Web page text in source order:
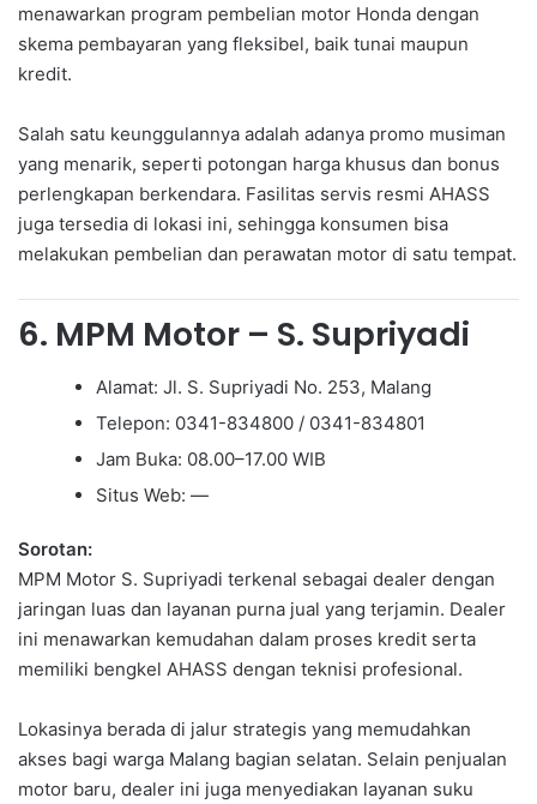
menawarkan program pembelian motor Honda dengan
skema pembayaran yang fleksibel, baik tunai maupun
kredit.
Salah satu keunggulannya adalah adanya promo musiman
yang menarik, seperti potongan harga khusus dan bonus
perlengkapan berkendara. Fasilitas servis resmi AHASS
juga tersedia di lokasi ini, sehingga konsumen bisa
melakukan pembelian dan perawatan motor di satu tempat.
6. MPM Motor – S. Supriyadi
Alamat: Jl. S. Supriyadi No. 253, Malang
Telepon: 0341-834800 / 0341-834801
Jam Buka: 08.00–17.00 WIB
Situs Web: —
Sorotan:
MPM Motor S. Supriyadi terkenal sebagai dealer dengan
jaringan luas dan layanan purna jual yang terjamin. Dealer
ini menawarkan kemudahan dalam proses kredit serta
memiliki bengkel AHASS dengan teknisi profesional.
Lokasinya berada di jalur strategis yang memudahkan
akses bagi warga Malang bagian selatan. Selain penjualan
motor baru, dealer ini juga menyediakan layanan suku